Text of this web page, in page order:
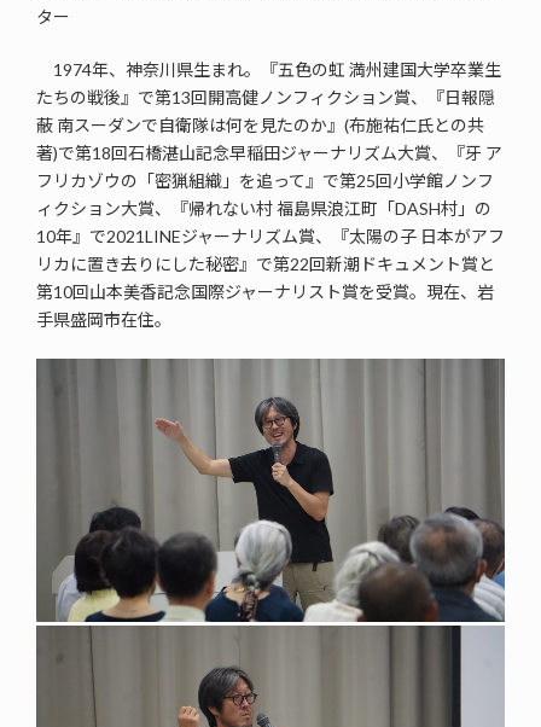
ター
1974年、神奈川県生まれ。『五色の虹 満州建国大学卒業生
たちの戦後』で第13回開高健ノンフィクション賞、『日報隠
蔽 南スーダンで自衛隊は何を見たのか』(布施祐仁氏との共
著)で第18回石橋湛山記念早稲田ジャーナリズム大賞、『牙 ア
フリカゾウの「密猟組織」を追って』で第25回小学館ノンフ
ィクション大賞、『帰れない村 福島県浪江町「DASH村」の
10年』で2021LINEジャーナリズム賞、『太陽の子 日本がアフ
リカに置き去りにした秘密』で第22回新潮ドキュメント賞と
第10回山本美香記念国際ジャーナリスト賞を受賞。現在、岩
手県盛岡市在住。